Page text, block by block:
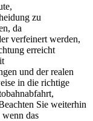
zu
da
verfeinert werden,
erreicht
und der realen
in die richtige
Sie weiterhin
das